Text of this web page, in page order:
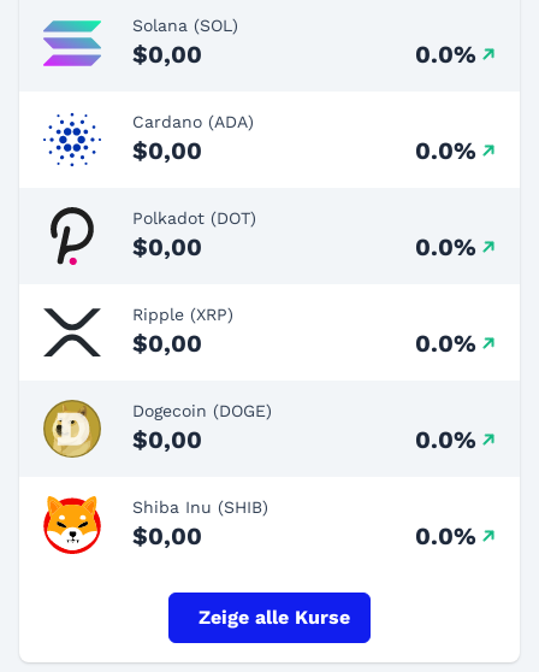
Solana (SOL)
$0,00 0.0%
Cardano (ADA)
$0,00 0.0%
Polkadot (DOT)
$0,00 0.0%
Ripple (XRP)
$0,00 0.0%
Dogecoin (DOGE)
$0,00 0.0%
Shiba Inu (SHIB)
$0,00 0.0%
Zeige alle Kurse